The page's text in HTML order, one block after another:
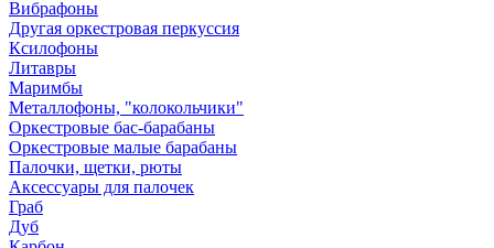
Вибрафоны
Другая оркестровая перкуссия
Ксилофоны
Литавры
Маримбы
Металлофоны, "колокольчики"
Оркестровые бас-барабаны
Оркестровые малые барабаны
Палочки, щетки, рюты
Аксессуары для палочек
Граб
Дуб